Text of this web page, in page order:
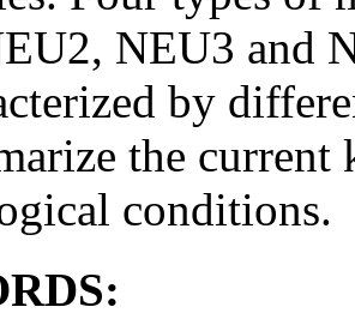
NEU3 and
by
the current
conditions.